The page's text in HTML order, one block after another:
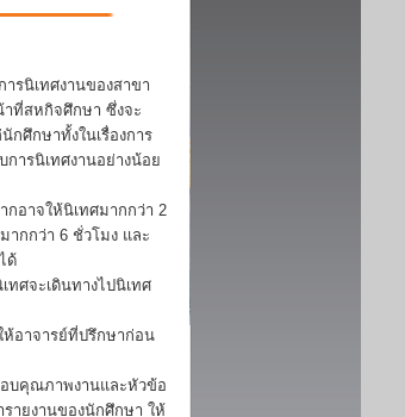
รนิเทศงานของสาขา
ที่สหกิจศึกษา ซึ่งจะ
กศึกษาทั้งในเรื่องการ
ารนิเทศงานอย่างน้อย
อาจให้นิเทศมากกว่า 2
ากกว่า 6 ชั่วโมง และ
ด้
ศจะเดินทางไปนิเทศ
ห้อาจารย์ที่ปรึกษาก่อน
บคุณภาพงานและหัวข้อ
ายงานของนักศึกษา ให้